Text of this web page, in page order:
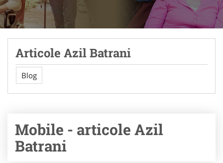
Articole Azil Batrani
Blog
Mobile - articole Azil
Batrani